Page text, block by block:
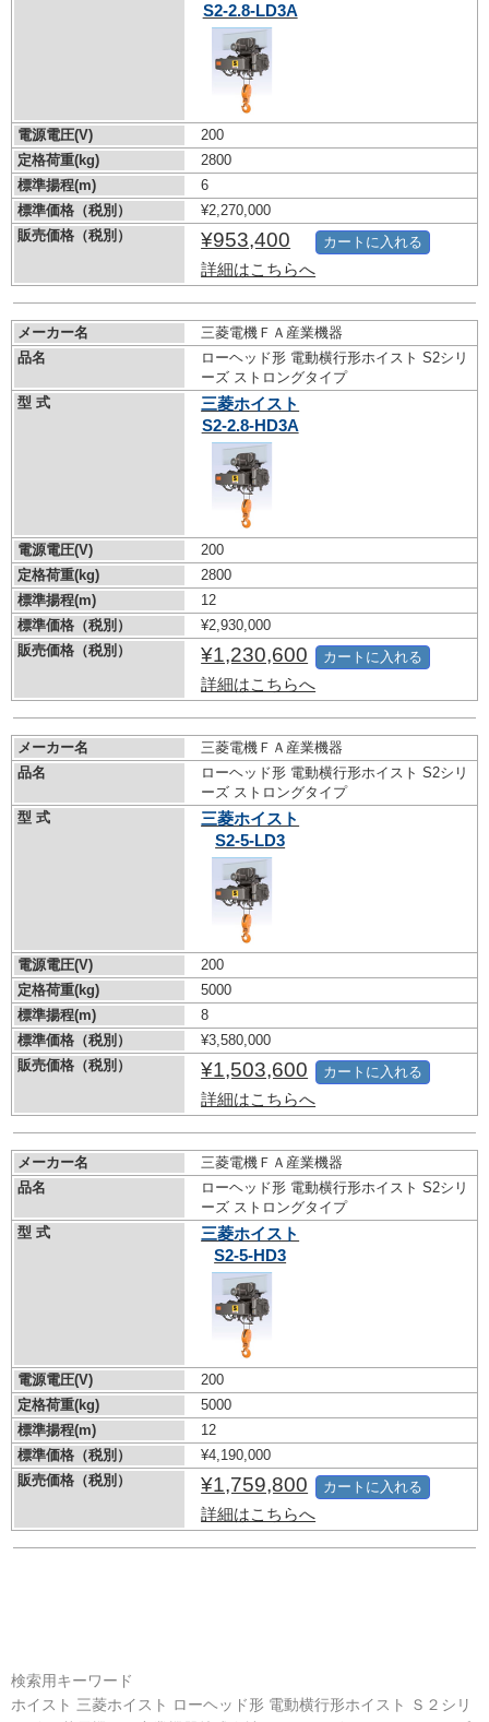
S2-2.8-LD3A
電源電圧(V)
200
定格荷重(kg)
2800
標準揚程(m)
6
標準価格（税別）
¥2,270,000
販売価格（税別）
¥953,400
詳細はこちらへ
カートに入れる
メーカー名
三菱電機ＦＡ産業機器
品名
ローヘッド形 電動横行形ホイスト S2シリ
ーズ ストロングタイプ
型 式
三菱ホイスト
S2-2.8-HD3A
電源電圧(V)
200
定格荷重(kg)
2800
標準揚程(m)
12
標準価格（税別）
¥2,930,000
販売価格（税別）
¥1,230,600
詳細はこちらへ
カートに入れる
メーカー名
三菱電機ＦＡ産業機器
品名
ローヘッド形 電動横行形ホイスト S2シリ
ーズ ストロングタイプ
型 式
三菱ホイスト
S2-5-LD3
電源電圧(V)
200
定格荷重(kg)
5000
標準揚程(m)
8
標準価格（税別）
¥3,580,000
販売価格（税別）
¥1,503,600
詳細はこちらへ
カートに入れる
メーカー名
三菱電機ＦＡ産業機器
品名
ローヘッド形 電動横行形ホイスト S2シリ
ーズ ストロングタイプ
型 式
三菱ホイスト
S2-5-HD3
電源電圧(V)
200
定格荷重(kg)
5000
標準揚程(m)
12
標準価格（税別）
¥4,190,000
販売価格（税別）
¥1,759,800
詳細はこちらへ
カートに入れる
検索用キーワード
ホイスト 三菱ホイスト ローヘッド形 電動横行形ホイスト Ｓ２シリ